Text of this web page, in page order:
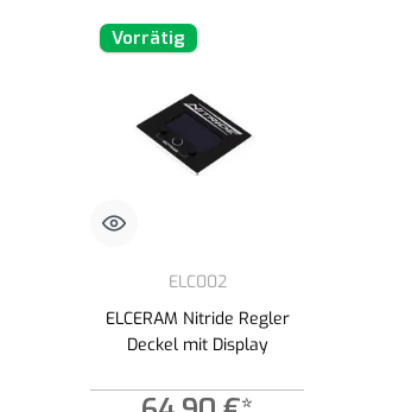
Vorrätig
ELC002
ELCERAM Nitride Regler
Deckel mit Display